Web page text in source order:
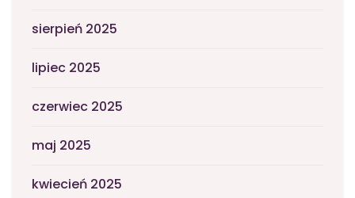
sierpień 2025
lipiec 2025
czerwiec 2025
maj 2025
kwiecień 2025